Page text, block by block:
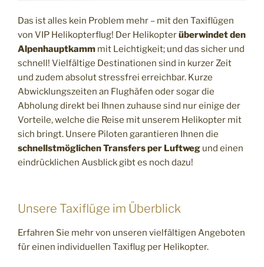
Das ist alles kein Problem mehr – mit den Taxiflügen
von VIP Helikopterflug! Der Helikopterüberwindet den
Alpenhauptkamm mit Leichtigkeit; und das sicher und
schnell! Vielfältige Destinationen sind in kurzer Zeit
und zudem absolut stressfrei erreichbar. Kurze
Abwicklungszeiten an Flughäfen oder sogar die
Abholung direkt bei Ihnen zuhause sind nur einige der
Vorteile, welche die Reise mit unserem Helikopter mit
sich bringt. Unsere Piloten garantieren Ihnen die
schnellstmöglichen Transfers per Luftweg und einen
eindrücklichen Ausblick gibt es noch dazu!
Unsere Taxiflüge im Überblick
Erfahren Sie mehr von unseren vielfältigen Angeboten
für einen individuellen Taxiflug per Helikopter.